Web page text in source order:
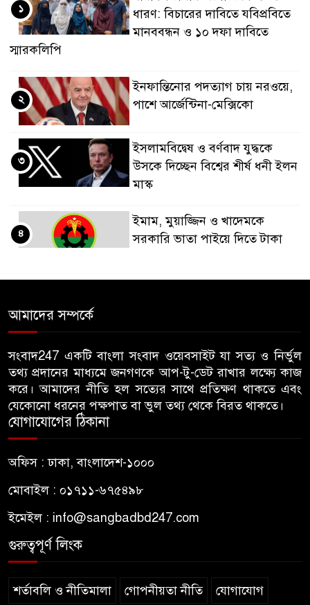
ধারণ: বিচারের দাবিতে যবিপ্রবিতে
মানববন্ধন ও ১০ দফা দাবিতে
স্মারকলিপি
১
ইনফান্তিনোর পদত্যাগ চায় নরওয়ে,
পাশে আর্জেন্টিনা-মেক্সিকো
২
ইসলামবিদ্বেষ ও বর্ণবাদ যুদ্ধকে
উসকে দিচ্ছেন বিশ্বের শীর্ষ ধনী ইলন
মাস্ক
৩
ইমাম, মুয়াজ্জিন ও খাদেমকে
সরকারি ভাতা পাইয়ে দিতে টাকা
৪
বিএনপি নেতা
৫
জন্মনিবন্ধন সংশোধনের নামে অর্থ
নেয়ায় কৃষকদল নেতাকে অব্যাহতি
৬
গেছে চোয়াল, কথা বলতে না পেরে
৭
ঢাকা আলিয়া মাদ্রাসায় শিবিরের
হিন্দু নারীর ঘর থেকে উলঙ্গ অবস্থায়
আমাদের সম্পর্কে
সংবাদ247 একটি বাংলা সংবাদ ওয়েবসাইট যা সত্য ও নির্ভুল
তথ্য প্রদানের মাধ্যমে জনগণকে আপ-টু-ডেট রাখার লক্ষ্যে কাজ
করে। আমাদের নীতি হল সত্যের সাথে প্রতিক্ষণ থাকতে এবং
যেকোনো ধরনের পক্ষপাত বা ভুল তথ্য থেকে বিরত থাকতে।
যোগাযোগের ঠিকানা
অফিস : ঢাকা, বাংলাদেশ-১০০০
মোবাইল : ০১৭১১-৬৭৫৪৯৮
ইমেইল : info@sangbadbd247.com
গুরুত্বপূর্ণ লিংক
শর্তাবলি ও নীতিমালা গোপনীয়তা নীতি যোগাযোগ